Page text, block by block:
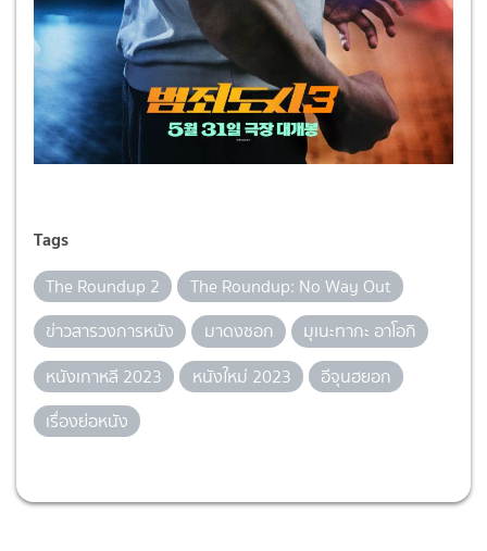
Tags
The Roundup 2
The Roundup: No Way Out
ข่าวสารวงการหนัง
มาดงซอก
มุเนะทากะ อาโอกิ
หนังเกาหลี 2023
หนังใหม่ 2023
อีจุนฮยอก
เรื่องย่อหนัง